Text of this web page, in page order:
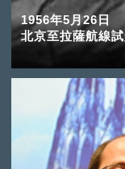
1956年5月26日
北京至拉薩航線